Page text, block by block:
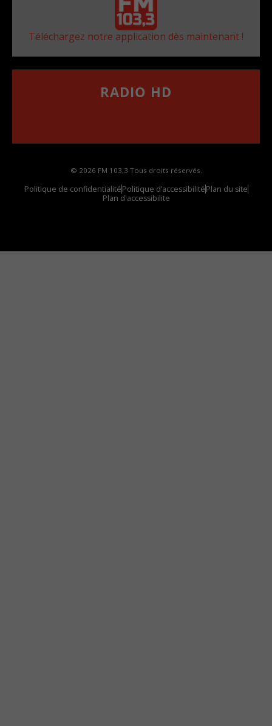
Téléchargez notre application dès maintenant !
RADIO HD
© 2026 FM 103,3 Tous droits réservés.
Politique de confidentialitéPolitique d’accessibilitéPlan du site
Plan d'accessibilite